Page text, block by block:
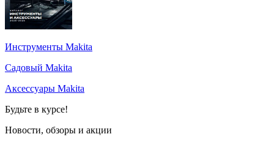
Инструменты Makita
Садовый Makita
Аксессуары Makita
Будьте в курсе!
Новости, обзоры и акции